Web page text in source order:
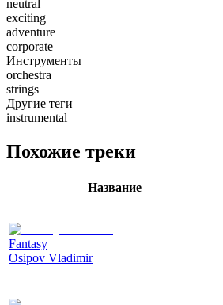
neutral
exciting
adventure
corporate
Инструменты
orchestra
strings
Другие теги
instrumental
Похожие треки
Название
Fantasy
Osipov Vladimir